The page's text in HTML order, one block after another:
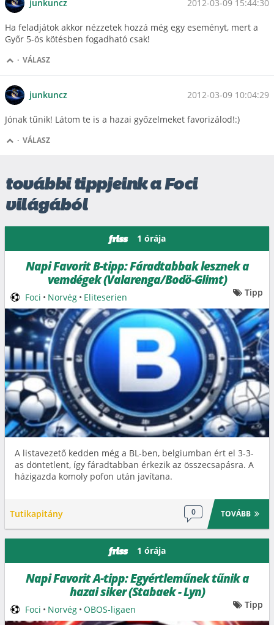
junkuncz 2012-03-09 15:44:30
Ha feladjátok akkor nézzetek hozzá még egy eseményt, mert a
Győr 5-ös kötésben fogadható csak!
· VÁLASZ
junkuncz 2012-03-09 10:04:29
Jónak tűnik! Látom te is a hazai győzelmeket favorizálod!:)
· VÁLASZ
további tippjeink a Foci
világából
friss 1 órája
Napi Favorit B-tipp: Fáradtabbak lesznek a
vemdégek (Valarenga/Bodö-Glimt)
A listavezető kedden még a BL-ben, belgiumban ért el 3-3-
as döntetlent, így fáradtabban érkezik az összecsapásra. A
házigazda komoly pofon után javítana.
Tutikapitány 0 TOVÁBB
Foci • Norvég • Eliteserien Tipp
friss 1 órája
Napi Favorit A-tipp: Egyértleműnek tűnik a
hazai siker (Stabaek - Lyn)
Foci • Norvég • OBOS-ligaen Tipp